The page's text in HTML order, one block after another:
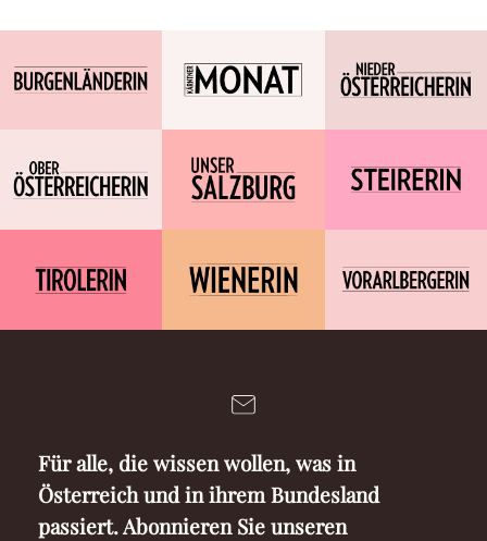
Für alle, die wissen wollen, was in
Österreich und in ihrem Bundesland
passiert. Abonnieren Sie unseren